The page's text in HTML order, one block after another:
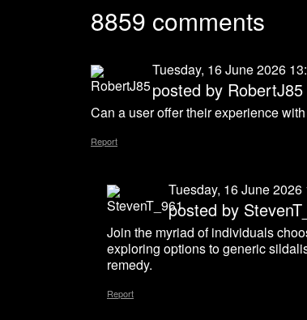
8859 comments
Tuesday, 16 June 2026
posted by RobertJ85
Can a user offer their experience
Report
Tuesday, 16 June 2026
posted by
Join the myriad of individuals
exploring options to generic
remedy.
Report